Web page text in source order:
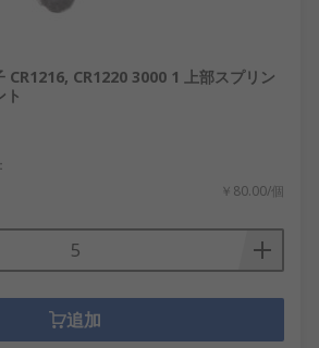
CR1220 3000 1 上部スプリン
ト
￥80.00/個
追加